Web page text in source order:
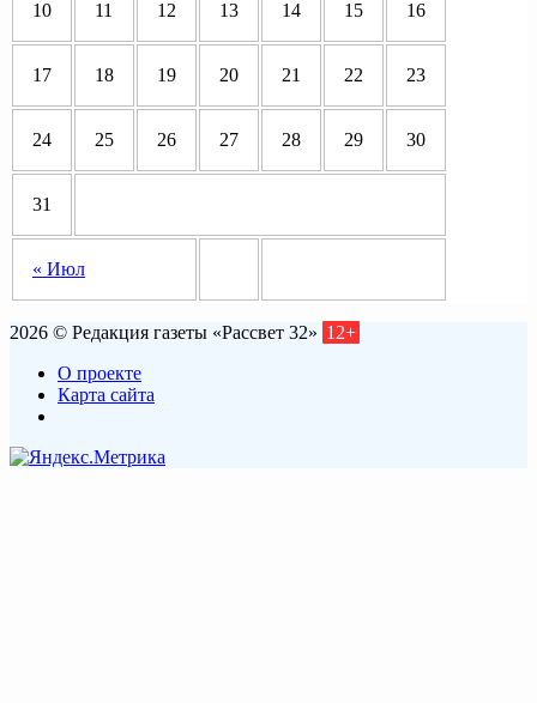
« Июл
10 11 12 13 14 15 16
17 18 19 20 21 22 23
24 25 26 27 28 29 30
31
2026 © Редакция газеты «Рассвет 32» 12+
О проекте
Карта сайта